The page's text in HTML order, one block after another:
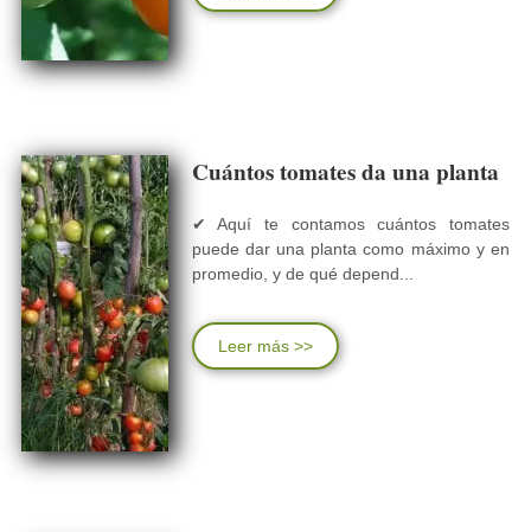
Cuántos tomates da una planta
✔ Aquí te contamos cuántos tomates
puede dar una planta como máximo y en
promedio, y de qué depend...
Leer más >>